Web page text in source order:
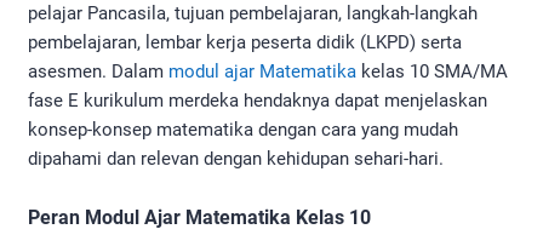
pelajar Pancasila, tujuan pembelajaran, langkah-langkah
pembelajaran, lembar kerja peserta didik (LKPD) serta
asesmen. Dalam modul ajar Matematika kelas 10 SMA/MA
fase E kurikulum merdeka hendaknya dapat menjelaskan
konsep-konsep matematika dengan cara yang mudah
dipahami dan relevan dengan kehidupan sehari-hari.
Peran Modul Ajar Matematika Kelas 10